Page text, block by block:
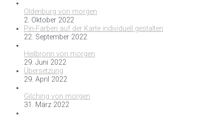
Oldenburg von morgen
2. Oktober 2022
Pin-Farben auf der Karte individuell gestalten
22. September 2022
Heilbronn von morgen
29. Juni 2022
Übersetzung
29. April 2022
Gilching von morgen
31. März 2022